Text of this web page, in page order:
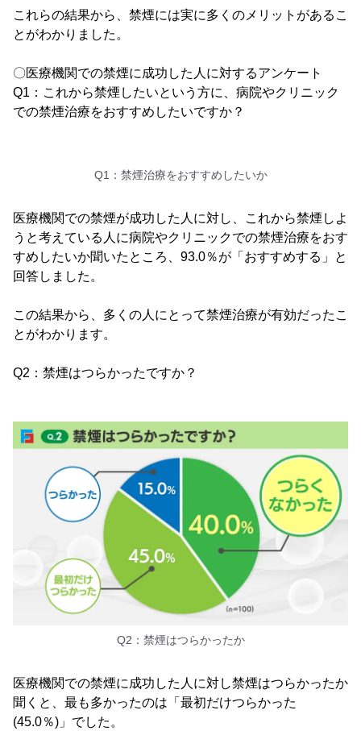
これらの結果から、禁煙には実に多くのメリットがあるこ
とがわかりました。
〇医療機関での禁煙に成功した人に対するアンケート
Q1：これから禁煙したいという方に、病院やクリニック
での禁煙治療をおすすめしたいですか？
Q1：禁煙治療をおすすめしたいか
医療機関での禁煙が成功した人に対し、これから禁煙しよ
うと考えている人に病院やクリニックでの禁煙治療をおす
すめしたいか聞いたところ、93.0％が「おすすめする」と
回答しました。
この結果から、多くの人にとって禁煙治療が有効だったこ
とがわかります。
Q2：禁煙はつらかったですか？
Q2：禁煙はつらかったか
医療機関での禁煙に成功した人に対し禁煙はつらかったか
聞くと、最も多かったのは「最初だけつらかった
(45.0％)」でした。